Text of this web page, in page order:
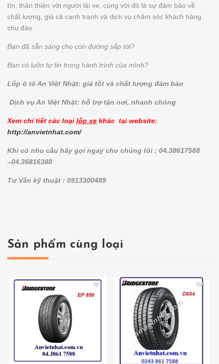
tín, thân thiện với người lái xe, cùng với đó là sự đảm bảo về
chất lượng, giá cả cạnh tranh và dịch vụ chăm sóc khách hàng
chu đáo.
Bạn đã sẵn sàng cho con đường sắp tới?
Bạn có luôn tự tin trong hành trình của mình?
Lốp ô tô An Việt Nhật: giá tốt và chất lượng đảm bảo
Dịch vụ An Việt Nhật: hỗ trợ tận nơi, nhanh chóng
Xem chi tiết các loại lốp xe khác tại website:
http://anvietnhat.com/
Khi có nhu cầu hãy gọi ngay cho chúng tôi : 04.38617588
–04.36816388
Tư Vấn kỹ thuật : 0913300489
Sản phẩm cùng loại